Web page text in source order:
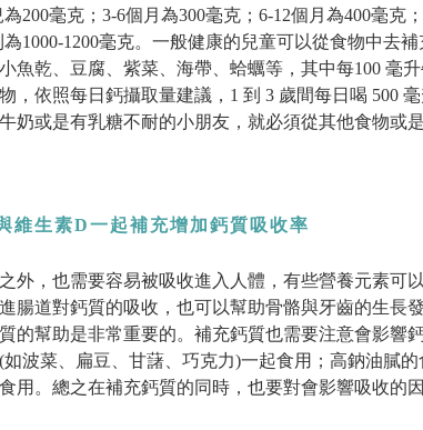
200毫克；3-6個月為300毫克；6-12個月為400毫克
為1000-1200毫克。一般健康的兒童可以從食物中去
魚乾、豆腐、紫菜、海帶、蛤蠣等，其中每100 毫
，依照每日鈣攝取量建議，1 到 3 歲間每日喝 500
奶或是有乳糖不耐的小朋友，就必須從其他食物或
維生素D一起補充增加鈣質吸收率
外，也需要容易被吸收進入人體，有些營養元素可
腸道對鈣質的吸收，也可以幫助骨骼與牙齒的生長
的幫助是非常重要的。補充鈣質也需要注意會影響
波菜、扁豆、甘藷、巧克力)一起食用；高鈉油膩
用。總之在補充鈣質的同時，也要對會影響吸收的